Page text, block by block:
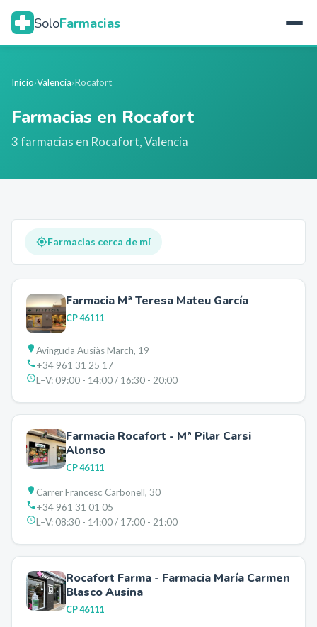
SoloFarmacias
Inicio›Valencia›Rocafort
Farmacias en Rocafort
3farmacias en Rocafort,Valencia
Farmacias cerca de mí
Farmacia Mª Teresa Mateu García
CP46111
Avinguda Ausiàs March, 19
+34 961 31 25 17
L–V:09:00 - 14:00 / 16:30 - 20:00
Farmacia Rocafort - Mª Pilar Carsi
Alonso
CP46111
Carrer Francesc Carbonell, 30
+34 961 31 01 05
L–V:08:30 - 14:00 / 17:00 - 21:00
Rocafort Farma - Farmacia María Carmen
Blasco Ausina
CP46111